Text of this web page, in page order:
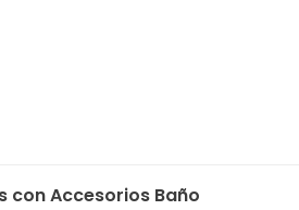
con Accesorios Baño